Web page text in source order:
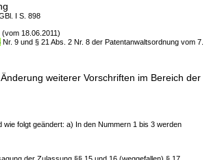
I S. 898
(vom 18.06.2011)
Nr. 9 und § 21 Abs. 2 Nr. 8 der Patentanwaltsordnung vom 7.
weiterer Vorschriften im Bereich der
wie folgt geändert: a) In den Nummern 1 bis 3 werden